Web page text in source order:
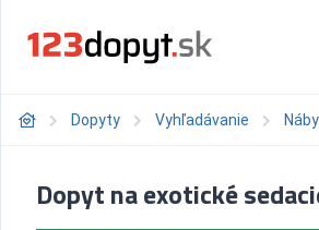
Dopyty Vyhľadávanie
Dopyt na exotické